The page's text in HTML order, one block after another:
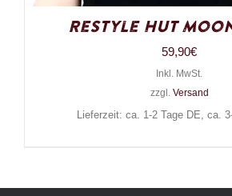
Restyle Hut
59,90€
Inkl. MwSt.
zzgl. Versand
Lieferzeit: ca. 1-2 Tage DE, ca.